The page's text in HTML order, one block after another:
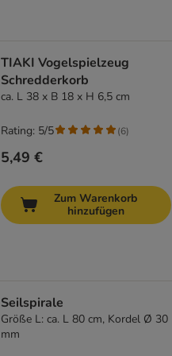
TIAKI Vogelspielzeug
Schredderkorb
ca. L 38 x B 18 x H 6,5 cm
5,49 €
Rating: 5/5 (6)
Zum Warenkorb
hinzufügen
Seilspirale
Größe L: ca. L 80 cm, Kordel Ø 30
mm